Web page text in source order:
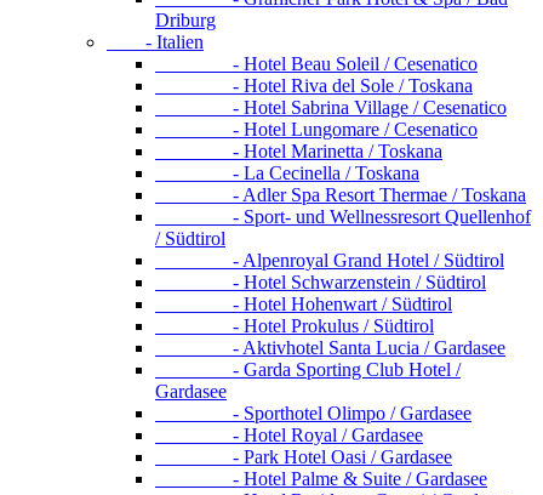
Driburg
- Italien
- Hotel Beau Soleil / Cesenatico
- Hotel Riva del Sole / Toskana
- Hotel Sabrina Village / Cesenatico
- Hotel Lungomare / Cesenatico
- Hotel Marinetta / Toskana
- La Cecinella / Toskana
- Adler Spa Resort Thermae / Toskana
- Sport- und Wellnessresort Quellenhof
/ Südtirol
- Alpenroyal Grand Hotel / Südtirol
- Hotel Schwarzenstein / Südtirol
- Hotel Hohenwart / Südtirol
- Hotel Prokulus / Südtirol
- Aktivhotel Santa Lucia / Gardasee
- Garda Sporting Club Hotel /
Gardasee
- Sporthotel Olimpo / Gardasee
- Hotel Royal / Gardasee
- Park Hotel Oasi / Gardasee
- Hotel Palme & Suite / Gardasee